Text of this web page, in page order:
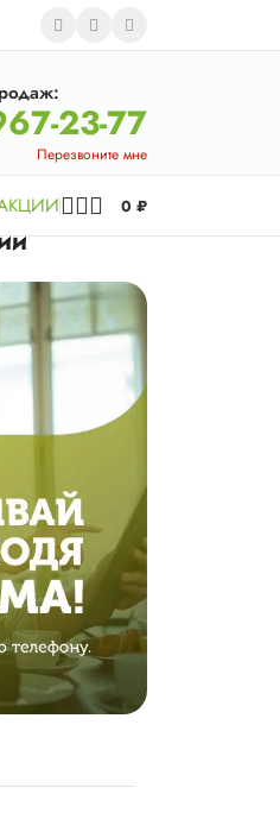
23-77
Перезвоните мне
0 ₽